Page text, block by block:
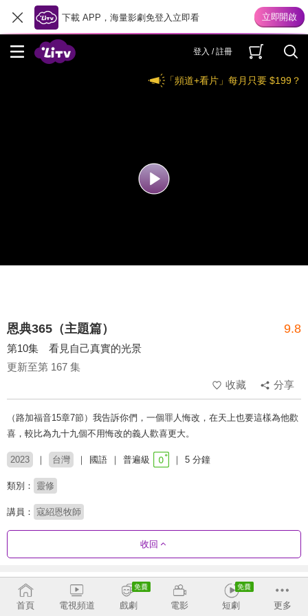
下載 APP，海量影劇免登入立即看
登入 / 註冊
「頻道+看片」每月只要 $199？
恩典365（主題篇） 9.8
第10集 看見自己真實的光景
更新至第 167 集
收藏
分享
（路加福音15章7節）我告訴你們，一個罪人悔改，在天上也要這樣為他歡
喜，較比為九十九個不用悔改的義人歡喜更大。
2023 台灣 國語 普遍級 5 分鐘
類別： 靈修
講員： 寇紹恩牧師
收回
劇集列表 反序
【聖經人物系列】 時代先知：耶利米
首頁 電視頻道 戲劇 電影 短劇 更多